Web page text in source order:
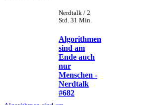
Nerdtalk / 2
Std. 31 Min.
Algorithmen
sind am
Ende auch
nur
Menschen -
Nerdtalk
#682